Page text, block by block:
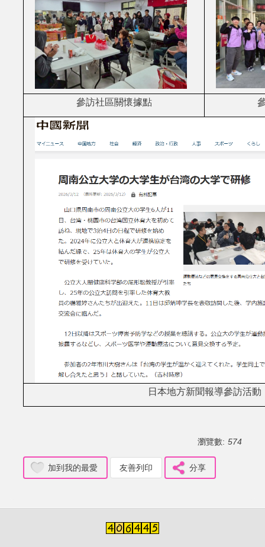
參訪社區關懷據點
日本地方新聞報導參訪活動
瀏覽數: 574
加到我的最愛 友善列印 分享